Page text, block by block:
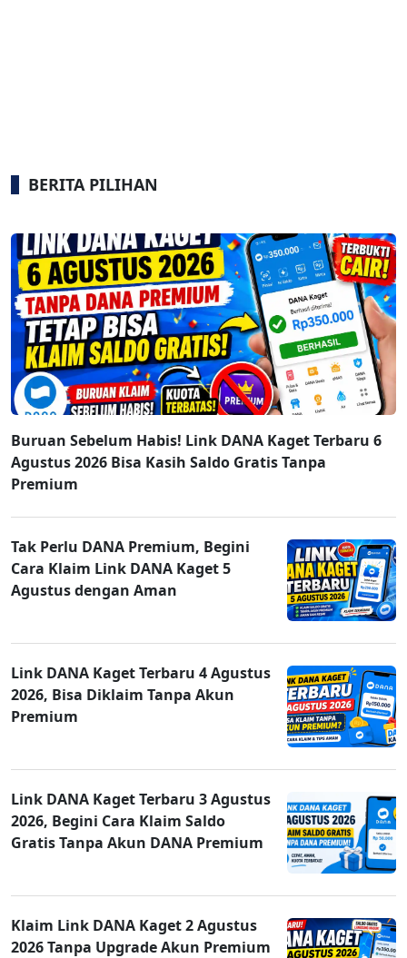
BERITA PILIHAN
Buruan Sebelum Habis! Link DANA Kaget Terbaru 6
Agustus 2026 Bisa Kasih Saldo Gratis Tanpa
Premium
Tak Perlu DANA Premium, Begini
Cara Klaim Link DANA Kaget 5
Agustus dengan Aman
Link DANA Kaget Terbaru 4 Agustus
2026, Bisa Diklaim Tanpa Akun
Premium
Link DANA Kaget Terbaru 3 Agustus
2026, Begini Cara Klaim Saldo
Gratis Tanpa Akun DANA Premium
Klaim Link DANA Kaget 2 Agustus
2026 Tanpa Upgrade Akun Premium